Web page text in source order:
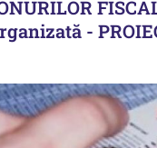
-